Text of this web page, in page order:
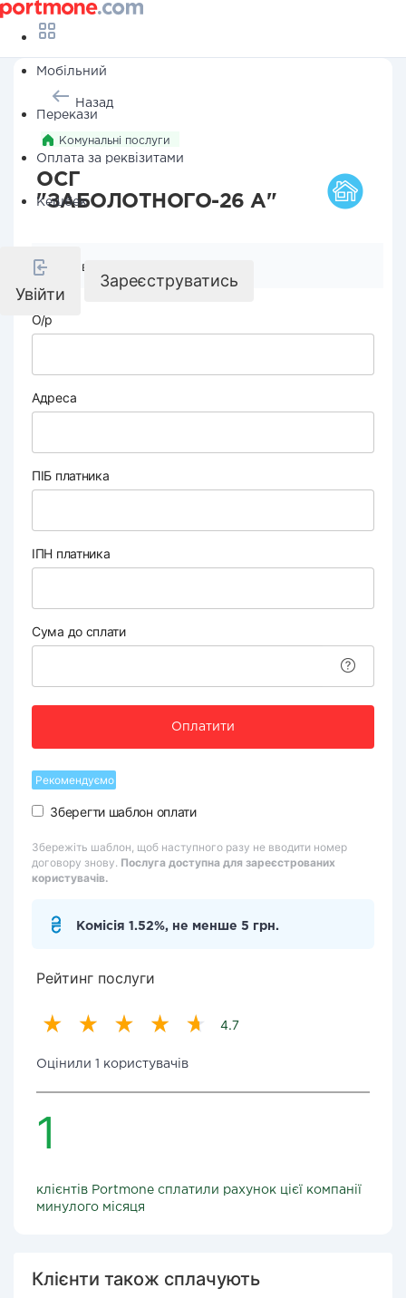
Мобільний
Перекази
Оплата за реквізитами
Кешбек
Увійти
Зареєструватись
Назад
Комунальні послуги
ОСГ
"ЗАБОЛОТНОГО-26 А"
Реквізити компанії
О/р
Адреса
ПІБ платника
ІПН платника
Сума до сплати
Оплатити
Рекомендуємо
Зберегти шаблон оплати
Збережіть шаблон, щоб наступного разу не вводити номер
договору знову. Послуга доступна для зареєстрованих
користувачів.
Комісія 1.52%, не менше 5 грн.
Рейтинг послуги
4.7
Оцінили 1 користувачів
1
клієнтів Portmone сплатили рахунок цієї компанії
минулого місяця
Клієнти також сплачують